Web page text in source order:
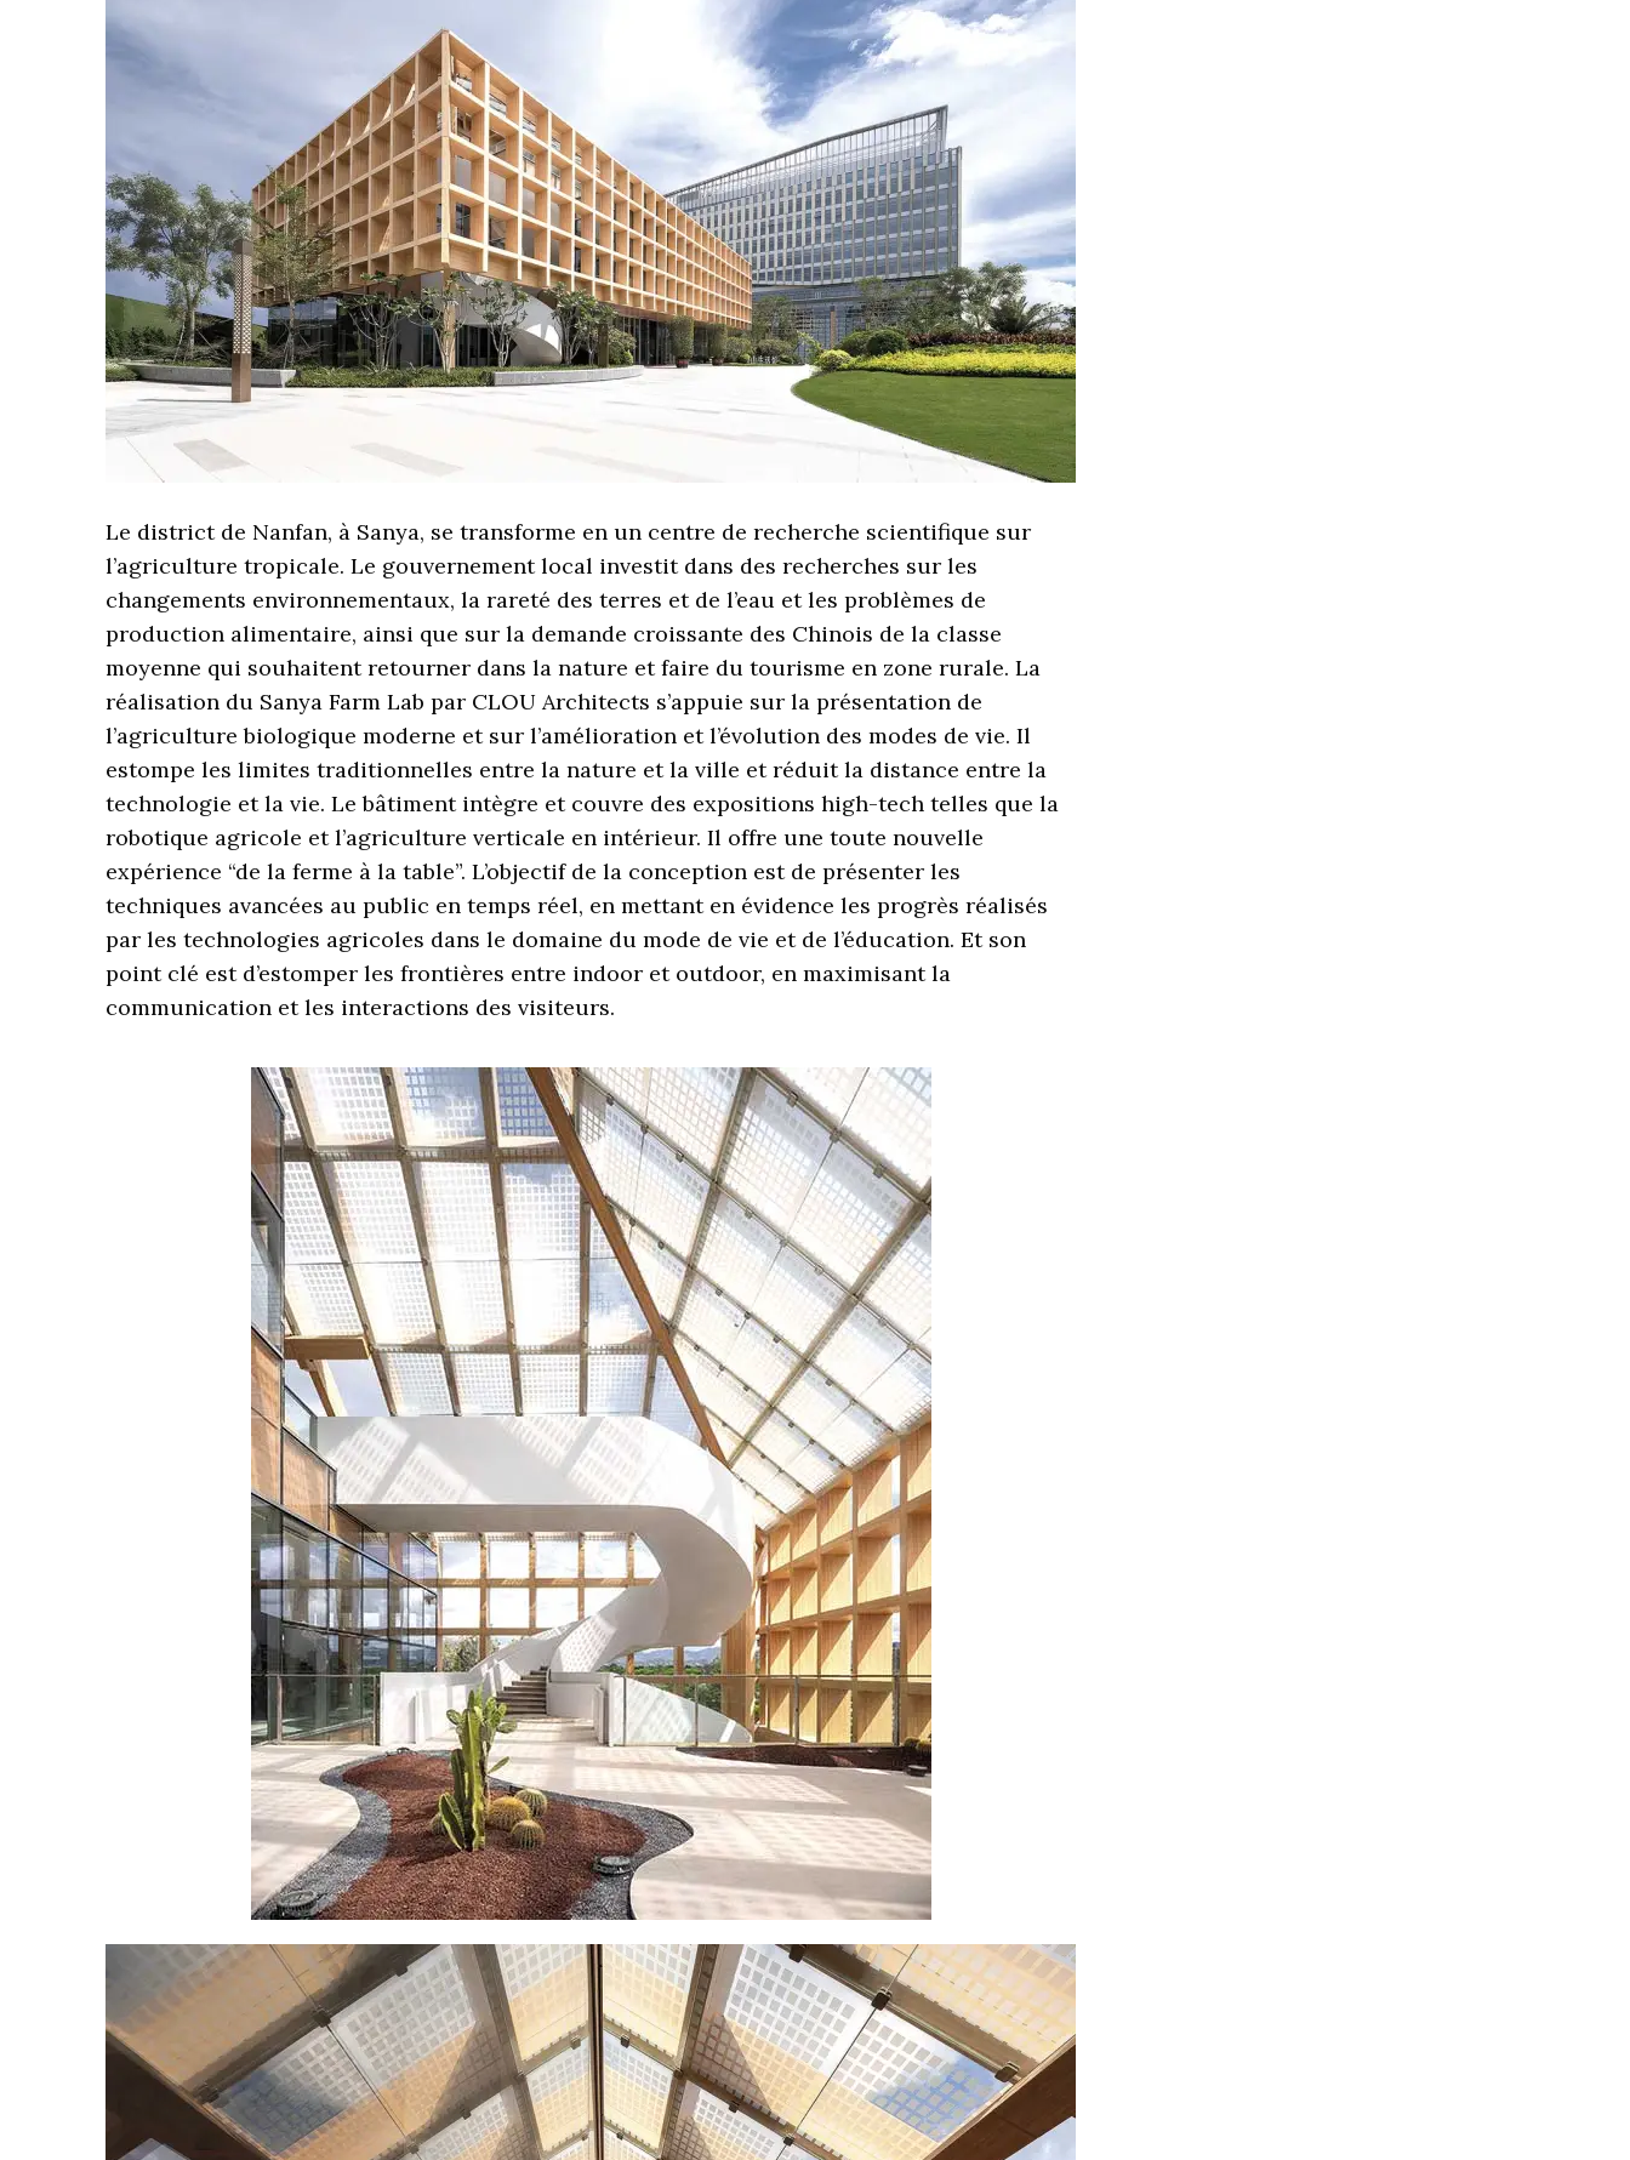
Le district de Nanfan, à Sanya, se transforme en un centre de recherche scientifique sur
l’agriculture tropicale. Le gouvernement local investit dans des recherches sur les
changements environnementaux, la rareté des terres et de l’eau et les problèmes de
production alimentaire, ainsi que sur la demande croissante des Chinois de la classe
moyenne qui souhaitent retourner dans la nature et faire du tourisme en zone rurale. La
réalisation du Sanya Farm Lab par CLOU Architects s’appuie sur la présentation de
l’agriculture biologique moderne et sur l’amélioration et l’évolution des modes de vie. Il
estompe les limites traditionnelles entre la nature et la ville et réduit la distance entre la
technologie et la vie. Le bâtiment intègre et couvre des expositions high-tech telles que la
robotique agricole et l’agriculture verticale en intérieur. Il offre une toute nouvelle
expérience “de la ferme à la table”. L’objectif de la conception est de présenter les
techniques avancées au public en temps réel, en mettant en évidence les progrès réalisés
par les technologies agricoles dans le domaine du mode de vie et de l’éducation. Et son
point clé est d’estomper les frontières entre indoor et outdoor, en maximisant la
communication et les interactions des visiteurs.